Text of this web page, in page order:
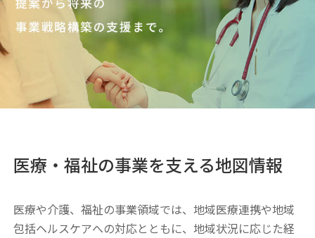
医療・福祉の事業を支える地図情報
医療や介護、福祉の事業領域では、地域医療連携や地域
包括ヘルスケアへの対応とともに、地域状況に応じた経